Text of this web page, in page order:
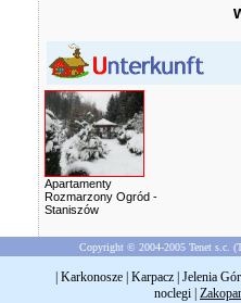
Apartamenty
Rozmarzony Ogród -
Staniszów
Copyright © 2004-2005 Tenet s.c.
Karkonosze Karpacz Jelenia
noclegi